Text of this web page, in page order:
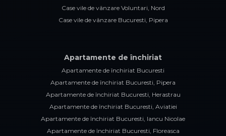
Case vile de vânzare Voluntari, Nord
Case vile de vânzare Bucuresti, Pipera
Apartamente de închiriat
Apartamente de închiriat Bucuresti
Apartamente de închiriat Bucuresti, Pipera
Apartamente de închiriat Bucuresti, Herastrau
Apartamente de închiriat Bucuresti, Aviatiei
Apartamente de închiriat Bucuresti, Iancu Nicolae
Apartamente de închiriat Bucuresti, Floreasca